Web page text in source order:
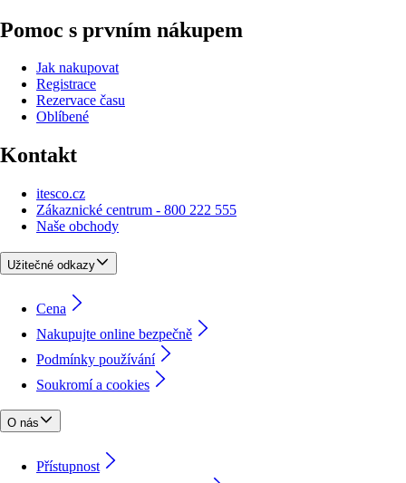
Pomoc s prvním nákupem
Jak nakupovat
Registrace
Rezervace času
Oblíbené
Kontakt
itesco.cz
Zákaznické centrum - 800 222 555
Naše obchody
Užitečné odkazy
Cena
Nakupujte online bezpečně
Podmínky používání
Soukromí a cookies
O nás
Přístupnost